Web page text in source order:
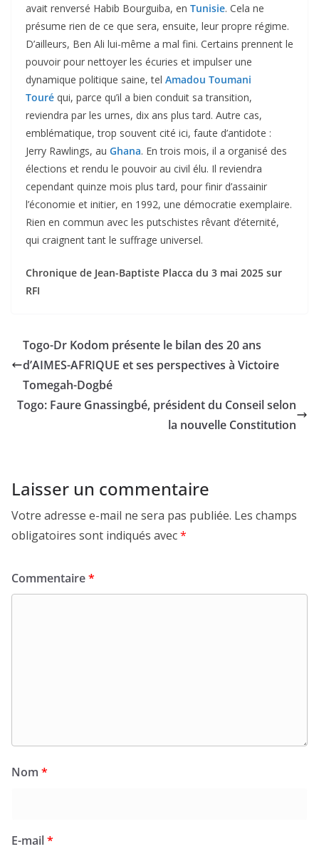
avait renversé Habib Bourguiba, en Tunisie. Cela ne
présume rien de ce que sera, ensuite, leur propre régime.
D’ailleurs, Ben Ali lui-même a mal fini. Certains prennent le
pouvoir pour nettoyer les écuries et impulser une
dynamique politique saine, tel Amadou Toumani
Touré qui, parce qu’il a bien conduit sa transition,
reviendra par les urnes, dix ans plus tard. Autre cas,
emblématique, trop souvent cité ici, faute d’antidote :
Jerry Rawlings, au Ghana. En trois mois, il a organisé des
élections et rendu le pouvoir au civil élu. Il reviendra
cependant quinze mois plus tard, pour finir d’assainir
l’économie et initier, en 1992, une démocratie exemplaire.
Rien en commun avec les putschistes rêvant d’éternité,
qui craignent tant le suffrage universel.
Chronique de Jean-Baptiste Placca du 3 mai 2025 sur
RFI
Togo-Dr Kodom présente le bilan des 20 ans
d’AIMES-AFRIQUE et ses perspectives à Victoire
Tomegah-Dogbé
Togo: Faure Gnassingbé, président du Conseil selon
la nouvelle Constitution
Laisser un commentaire
Votre adresse e-mail ne sera pas publiée. Les champs
obligatoires sont indiqués avec*
Commentaire*
Nom *
E-mail*